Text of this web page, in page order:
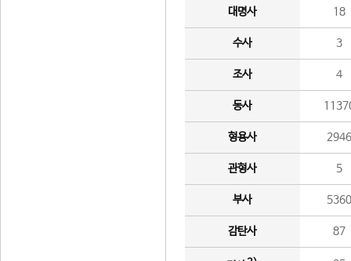
대명사 18
수사 3
조사 4
동사
형용사 2946
관형사 5
부사 5360
감탄사 87